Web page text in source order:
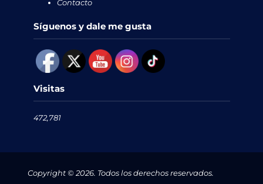
Contacto
Síguenos y dale me gusta
Visitas
472,781
Copyright © 2026. Todos los derechos reservados.